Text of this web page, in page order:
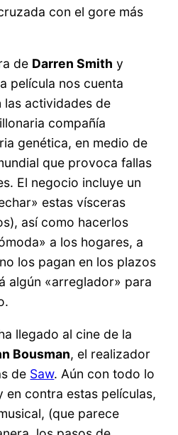
con el gore más
de Darren Smith y
película nos cuenta
las actividades de
compañía
genética, en medio de
que provoca fallas
El negocio incluye un
estas vísceras
así como hacerlos
a los hogares, a
los pagan en los plazos
algún «arreglador» para
llegado al cine de la
Bousman, el realizador
de Saw. Aún con todo lo
en contra estas películas,
(que parece